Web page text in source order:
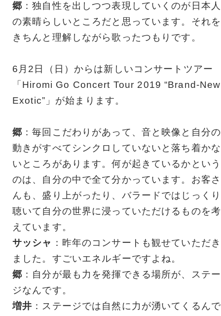
郷 ：独自性を出しつつ表現していくのが日本人
の素晴らしいところだと思っています。それを
きちんと理解しながら歌ったつもりです。
6月2日（日）からは新しいコンサートツアー
「Hiromi Go Concert Tour 2019 “Brand-New
Exotic”」が始まります。
郷 ：毎回こだわりがあって、音と映像と自分の
動きがすべてシンクロしていないと落ち着かな
いところがあります。何が起きているかという
のは、自分の中で全て分かっています。お客さ
んも、盛り上がったり、バラードではじっくり
聴いて自分の世界に浸っていただけるものを考
えています。
サッシャ ：昨年のコンサートも観せていただき
ました。すごいエネルギーですよね。
郷 ：自分が最も力を発揮できる場所が、ステー
ジなんです。
増井 ：ステージでは自然に力が湧いてくるんで